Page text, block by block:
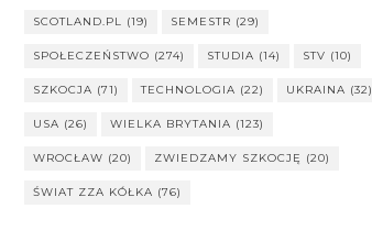
SCOTLAND.PL (19) SEMESTR (29)
SPOŁECZEŃSTWO (274) STUDIA (14) STV (10)
SZKOCJA (71) TECHNOLOGIA (22) UKRAINA (32)
USA (26) WIELKA BRYTANIA (123)
WROCŁAW (20) ZWIEDZAMY SZKOCJĘ (20)
ŚWIAT ZZA KÓŁKA (76)